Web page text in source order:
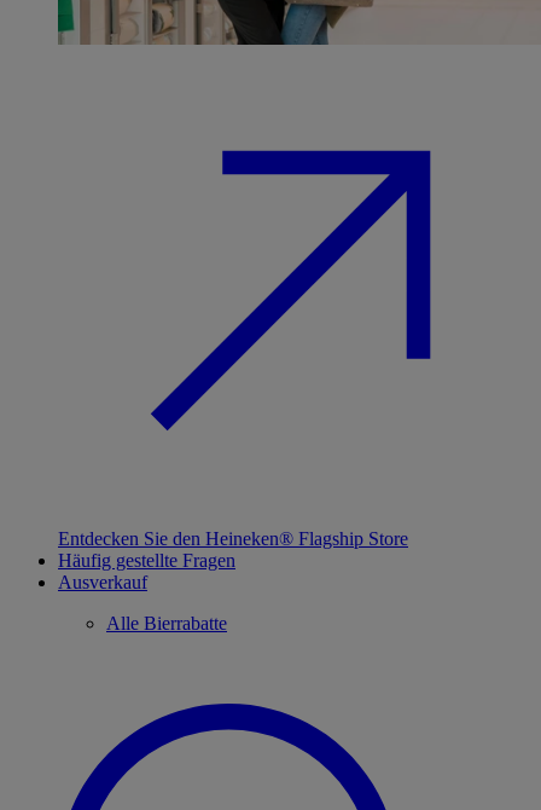
Entdecken Sie den Heineken® Flagship Store
Häufig gestellte Fragen
Ausverkauf
Alle Bierrabatte